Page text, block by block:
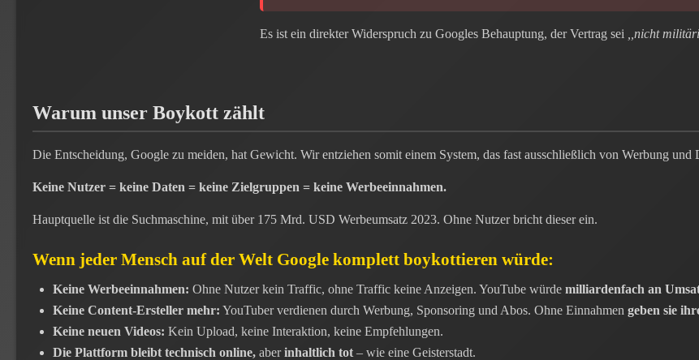
Es ist ein direkter Widerspruch zu Googles Behauptung, der Vertrag sei ,,nicht
Warum unser Boykott zählt
Die Entscheidung, Google zu meiden, hat Gewicht. Wir entziehen somit einem System, das fast ausschließlich von Werbung
Keine Nutzer = keine Daten = keine Zielgruppen = keine Werbeeinnahmen.
Hauptquelle ist die Suchmaschine, mit über 175 Mrd. USD Werbeumsatz 2023. Ohne Nutzer bricht dieser ein.
Wenn jeder Mensch auf der Welt Google komplett boykottieren würde:
Keine Werbeeinnahmen: Ohne Nutzer kein Traffic, ohne Traffic keine Anzeigen. YouTube würde milliardenfach an
Keine Content-Ersteller mehr: YouTuber verdienen durch Werbung, Sponsoring und Abos. Ohne Einnahmen geben sie
Keine neuen Videos: Kein Upload, keine Interaktion, keine Empfehlungen.
Die Plattform bleibt technisch online, aberinhaltlich tot – wie eine Geisterstadt.